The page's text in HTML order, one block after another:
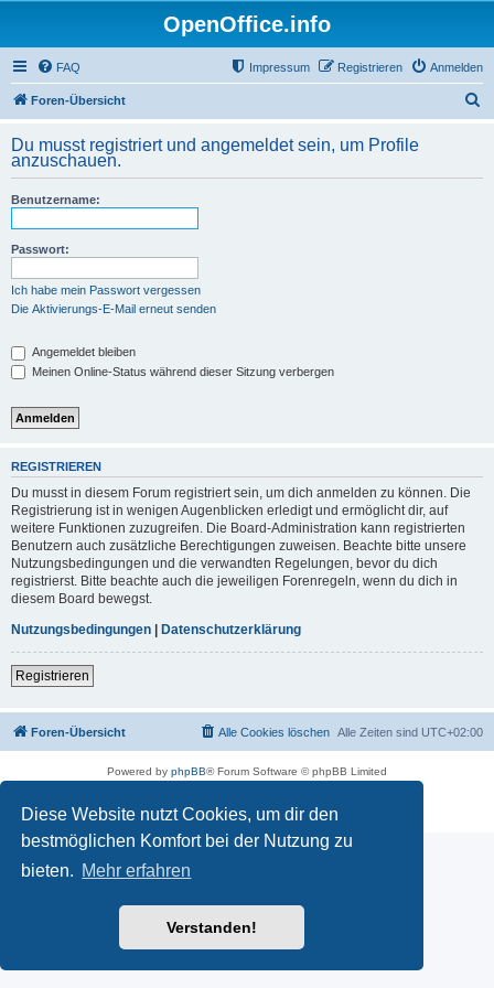
Diese Website nutzt Cookies, um dir den
bestmöglichen Komfort bei der Nutzung zu
bieten. Mehr erfahren
Verstanden!
OpenOffice.info
FAQ Anmelden
Registrieren
Impressum
Foren-Übersicht
h
Du musst registriert und angemeldet sein, um Profile
anzuschauen.
Benutzername:
Passwort:
Ich habe mein Passwort vergessen
Die Aktivierungs-E-Mail erneut senden
Angemeldet bleiben
Meinen Online-Status während dieser Sitzung verbergen
REGISTRIEREN
Du musst in diesem Forum registriert sein, um dich anmelden zu können. Die
Registrierung ist in wenigen Augenblicken erledigt und ermöglicht dir, auf
weitere Funktionen zuzugreifen. Die Board-Administration kann registrierten
Benutzern auch zusätzliche Berechtigungen zuweisen. Beachte bitte unsere
Nutzungsbedingungen und die verwandten Regelungen, bevor du dich
registrierst. Bitte beachte auch die jeweiligen Forenregeln, wenn du dich in
diesem Board bewegst.
Nutzungsbedingungen | Datenschutzerklärung
Registrieren
Foren-Übersicht Alle Zeiten sind UTC+02:00
Alle Cookies löschen
Powered by phpBB® Forum Software © phpBB Limited
Datenschutz|Nutzungsbedingungen